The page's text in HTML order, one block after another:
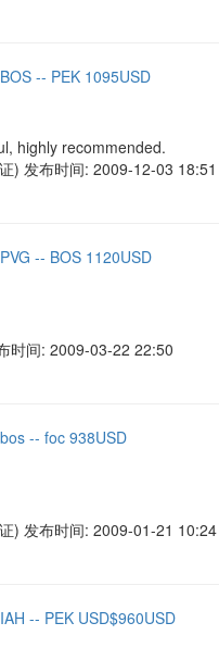
-- PEK 1095USD
highly recommended.
) 发布时间: 2009-12-03 18:51
-- BOS 1120USD
时间: 2009-03-22 22:50
-- foc 938USD
) 发布时间: 2009-01-21 10:24
-- PEK USD$960USD